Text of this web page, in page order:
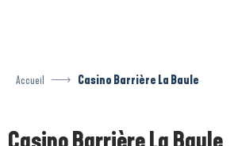
Accueil Casino Barrière La Baule